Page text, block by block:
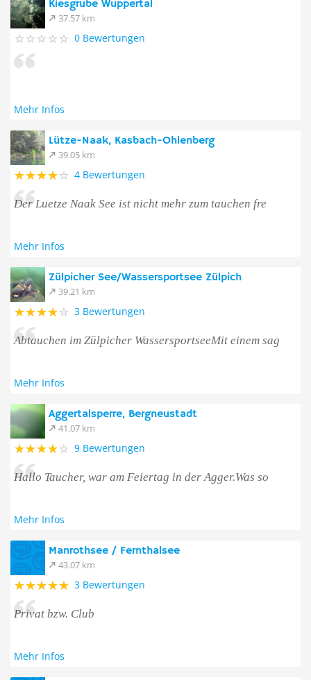
Kiesgrube Wuppertal
37.57 km
0 Bewertungen
Mehr Infos
Lütze-Naak, Kasbach-Ohlenberg
39.05 km
4 Bewertungen
Der Luetze Naak See ist nicht mehr zum tauchen fre
Mehr Infos
Zülpicher See/Wassersportsee Zülpich
39.21 km
3 Bewertungen
Abtauchen im Zülpicher WassersportseeMit einem sag
Mehr Infos
Aggertalsperre, Bergneustadt
41.07 km
9 Bewertungen
Hallo Taucher, war am Feiertag in der Agger.Was so
Mehr Infos
Manrothsee / Fernthalsee
43.07 km
3 Bewertungen
Privat bzw. Club
Mehr Infos